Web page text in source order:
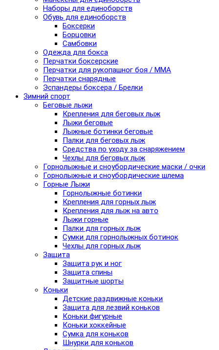
Наборы для единоборств
Обувь для единоборств
Боксерки
Борцовки
Самбовки
Одежда для бокса
Перчатки боксерские
Перчатки для рукопашног боя / ММА
Перчатки снарядные
Эспандеры боксера / Брелки
Зимний спорт
Беговые лыжи
Крепления для беговых лыж
Лыжи беговые
Лыжные ботинки беговые
Палки для беговых лыж
Средства по уходу за снаряжением
Чехлы для беговых лыж
Горнолыжные и сноубордические маски / очки
Горнолыжные и сноубордические шлема
Горные Лыжи
Горнолыжные ботинки
Крепления для горных лыж
Крепления для лыж на авто
Лыжи горные
Палки для горных лыж
Сумки для горнолыжных ботинок
Чехлы для горных лыж
Защита
Защита рук и ног
Защита спины
Защитные шорты
Коньки
Детские раздвижные коньки
Защита для лезвий коньков
Коньки фигурные
Коньки хоккейные
Сумка для коньков
Шнурки для коньков